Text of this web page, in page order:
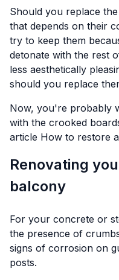
Should you replace
that depends on their
try to keep them
detonate with the rest
less aesthetically
should you replace
Now, you're probably
with the crooked
article How to restore
Renovating
balcony
For your concrete or
the presence of
signs of corrosion on
posts.